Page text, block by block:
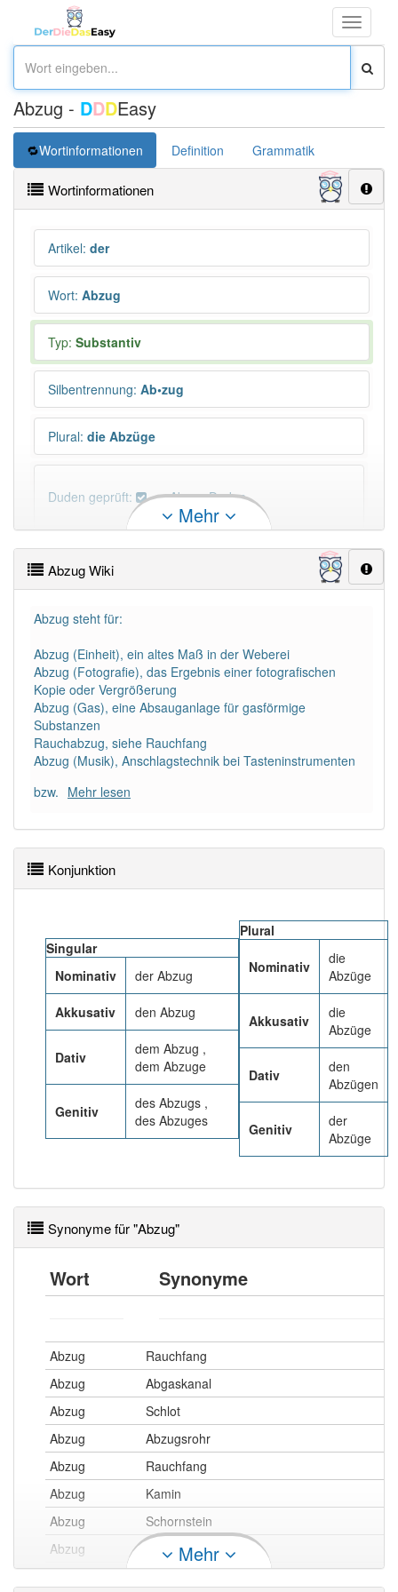
Toggle
Abzug - DDDEasy
Wortinformationen Definition Grammatik
Wortinformationen
Artikel: der
Wort: Abzug
Typ: Substantiv
Silbentrennung: Ab•zug
Plural: die Abzüge
Duden geprüft: Abzug Duden
PowerIndex:7 048
Wörter mit Endung-abzug
Wörter mit Endung -abzug
Artikelder: 0
82% unserer Spielapp-Nutzer haben den Artikel
Mehr
Abzug Wiki
Abzug steht für:
Abzug (Einheit), ein altes Maß in der Weberei
Abzug (Fotografie), das Ergebnis einer fotografischen
Kopie oder Vergrößerung
Abzug (Gas), eine Absauganlage für gasförmige
Substanzen
Rauchabzug, siehe Rauchfang
Abzug (Musik), Anschlagstechnik bei Tasteninstrumenten
bzw. Mehr lesen
Konjunktion
Singular
Nominativ
der Abzug
Akkusativ den Abzug
Dativ
dem Abzug ,
dem Abzuge
Genitiv
des Abzugs ,
des Abzuges
Plural
Nominativ
die
Abzüge
Akkusativ
die
Abzüge
Dativ
den
Abzügen
Genitiv
der
Abzüge
Synonyme für "Abzug"
Wort Synonyme
Abzug
Rauchfang
Abzug
Abgaskanal
Abzug
Schlot
Abzug
Abzugsrohr
Abzug
Rauchfang
Abzug
Kamin
Abzug
Schornstein
Abzug
Esse Mehr